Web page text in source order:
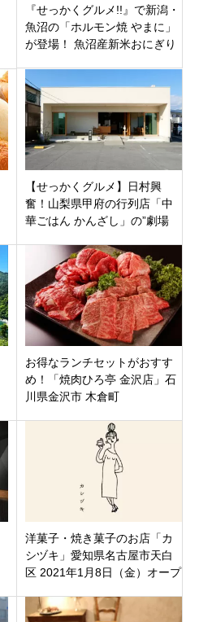
『せっかくグルメ!!』で新潟・
魚沼の「ホルモン焼 やまに」
が登場！ 魚沼産新米おにぎり
に注目！
【せっかくグルメ】日村興
奮！山梨県甲府の行列店「中
華ごはん かんざし」の”劇場
お得なランチセットがおすす
め！「焼肉ひろ亭 金沢店」石
川県金沢市 木倉町
洋菓子・焼き菓子のお店「カ
シヅキ」愛知県名古屋市天白
区 2021年1月8日（金）オープ